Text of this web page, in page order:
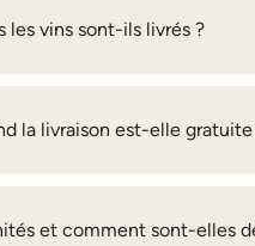
les vins sont-ils livrés ?
la livraison est-elle gratuite
et comment sont-elles